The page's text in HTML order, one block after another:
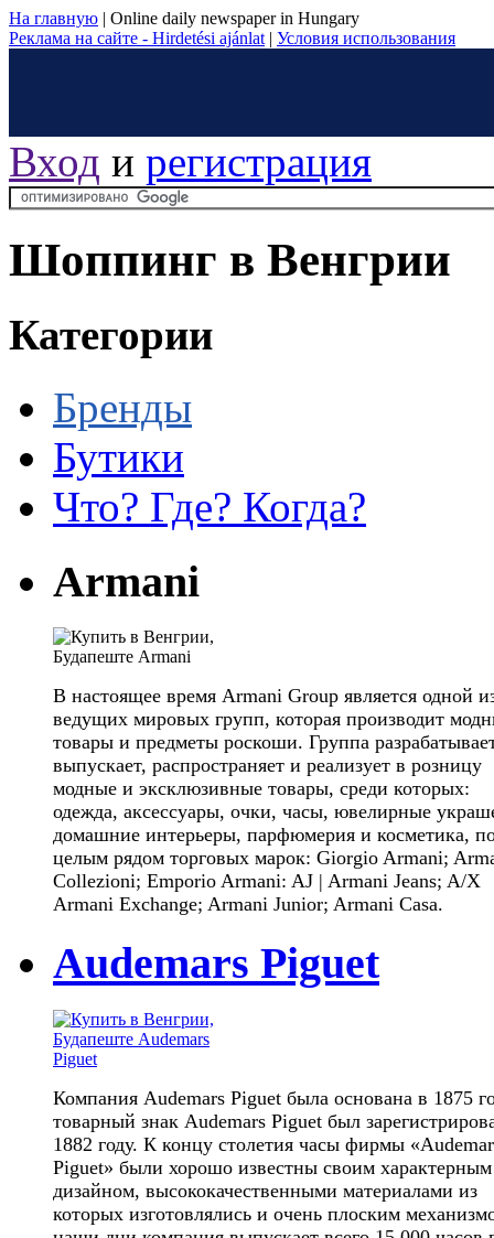
На главную | Online daily newspaper in Hungary
Реклама на сайте - Hirdetési ajánlat | Условия использования
Вход и регистрация
Шоппинг в Венгрии
Категории
Бренды
Бутики
Что? Где? Когда?
Armani
В настоящее время Armani Group является одной
ведущих мировых групп, которая производит
товары и предметы роскоши. Группа
выпускает, распространяет и реализует в розницу
модные и эксклюзивные товары, среди которых:
одежда, аксессуары, очки, часы, ювелирные
домашние интерьеры, парфюмерия и косметика,
целым рядом торговых марок: Giorgio Armani;
Collezioni; Emporio Armani: AJ | Armani Jeans; A/X
Armani Exchange; Armani Junior; Armani Casa.
Audemars Piguet
Компания Audemars Piguet была основана в 1875
товарный знак Audemars Piguet был
1882 году. К концу столетия часы фирмы
Piguet» были хорошо известны своим характерным
дизайном, высококачественными материалами из
которых изготовлялись и очень плоским